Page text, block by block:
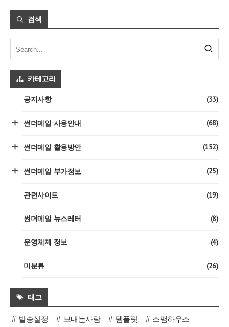
검색
카테고리
공지사항 (33)
썬더메일 사용안내 (68)
썬더메일 활용방안 (152)
썬더메일 부가정보 (25)
관련사이트 (19)
썬더메일 뉴스레터 (8)
운영체제 정보 (4)
미분류 (26)
태그
발송설정 보내는사람 템플릿 스팸하우스